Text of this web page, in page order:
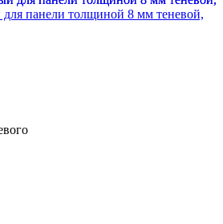
панели толщиной 8 мм теневой,